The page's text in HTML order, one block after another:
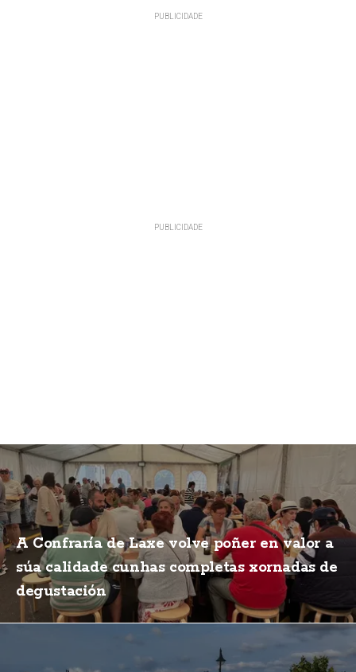
A Confraría de Laxe volve poñer en valor a
súa calidade cunhas completas xornadas de
degustación